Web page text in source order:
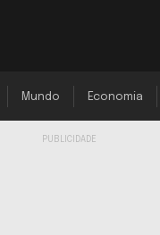
Mundo Economia